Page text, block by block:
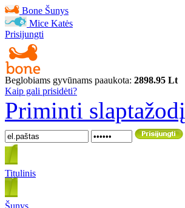
Bone Šunys
Mice Katės
Prisijungti
Beglobiams gyvūnams paaukota: 2898.95 Lt
Kaip gali prisidėti?
Priminti slaptažodį
Titulinis
Šunys